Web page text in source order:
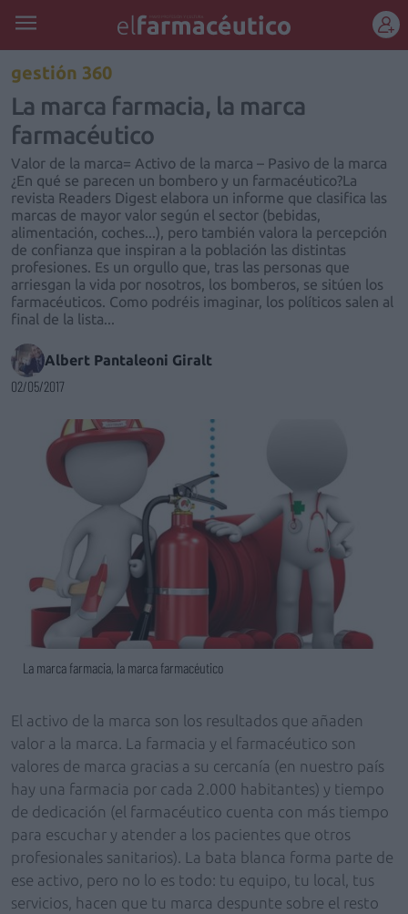
gestión 360
La marca farmacia, la marca
farmacéutico
Valor de la marca= Activo de la marca – Pasivo de la marca
¿En qué se parecen un bombero y un farmacéutico?La
revista Readers Digest elabora un informe que clasifica las
marcas de mayor valor según el sector (bebidas,
alimentación, coches...), pero también valora la percepción
de confianza que inspiran a la población las distintas
profesiones. Es un orgullo que, tras las personas que
arriesgan la vida por nosotros, los bomberos, se sitúen los
farmacéuticos. Como podréis imaginar, los políticos salen al
final de la lista...
Albert Pantaleoni Giralt
02/05/2017
La marca farmacia, la marca farmacéutico
El activo de la marca son los resultados que añaden
valor a la marca. La farmacia y el farmacéutico son
valores de marca gracias a su cercanía (en nuestro país
hay una farmacia por cada 2.000 habitantes) y tiempo
de dedicación (el farmacéutico cuenta con más tiempo
para escuchar y atender a los pacientes que otros
profesionales sanitarios). La bata blanca forma parte de
ese activo, pero no lo es todo: tu equipo, tu local, tus
servicios, hacen que tu marca despunte sobre el resto